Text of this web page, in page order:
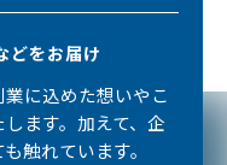
どをお届け
に込めた想いやこ
ます。加えて、企
触れています。